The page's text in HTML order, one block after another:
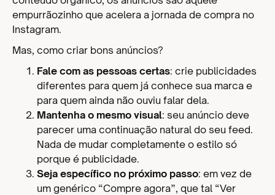
empurrãozinho que acelera a jornada de compra no
Instagram.
Mas, como criar bons anúncios?
Fale com as pessoas certas: crie publicidades
diferentes para quem já conhece sua marca e
para quem ainda não ouviu falar dela.
Mantenha o mesmo visual: seu anúncio deve
parecer uma continuação natural do seu feed.
Nada de mudar completamente o estilo só
porque é publicidade.
Seja específico no próximo passo: em vez de
um genérico “Compre agora”, que tal “Ver